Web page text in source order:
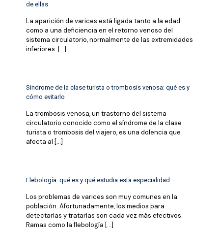
de ellas
La aparición de varices está ligada tanto a la edad
como a una deficiencia en el retorno venoso del
sistema circulatorio, normalmente de las extremidades
inferiores. […]
Síndrome de la clase turista o trombosis venosa: qué es y
cómo evitarlo
La trombosis venosa, un trastorno del sistema
circulatorio conocido como el síndrome de la clase
turista o trombosis del viajero, es una dolencia que
afecta al […]
Flebología: qué es y qué estudia esta especialidad
Los problemas de varices son muy comunes en la
población. Afortunadamente, los medios para
detectarlas y tratarlas son cada vez más efectivos.
Ramas como la flebología […]